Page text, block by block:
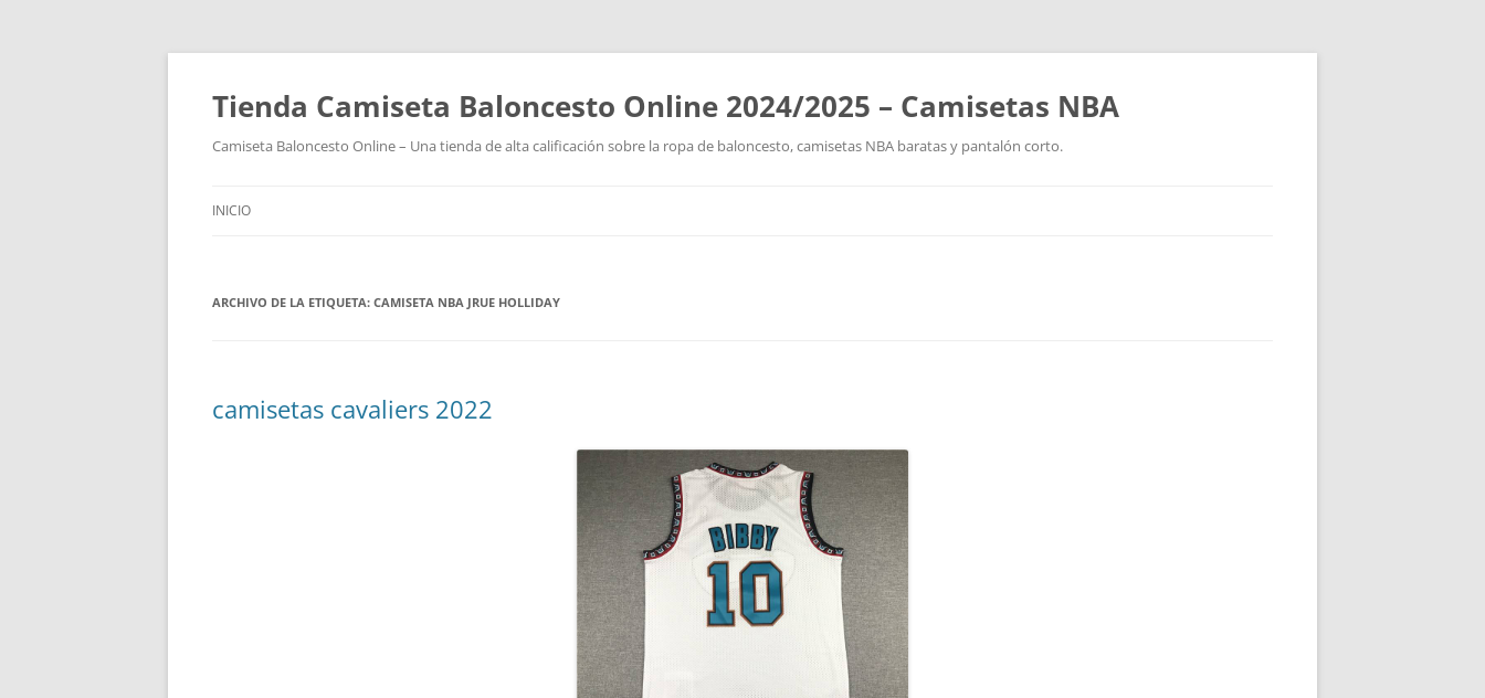
Tienda Camiseta Baloncesto Online 2024/2025 – Camisetas NBA
Camiseta Baloncesto Online – Una tienda de alta calificación sobre la ropa de baloncesto, camisetas NBA baratas y pantalón corto.
INICIO
ARCHIVO DE LA ETIQUETA: CAMISETA NBA JRUE HOLLIDAY
camisetas cavaliers 2022